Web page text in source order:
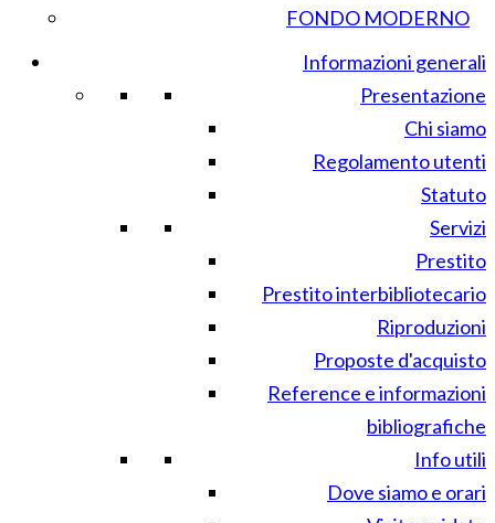
FONDO MODERNO
Informazioni generali
Presentazione
Chi siamo
Regolamento utenti
Statuto
Servizi
Prestito
Prestito interbibliotecario
Riproduzioni
Proposte d'acquisto
Reference e informazioni
bibliografiche
Info utili
Dove siamo e orari